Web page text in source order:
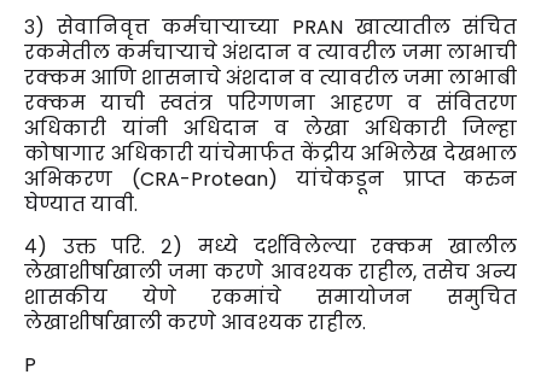
३) सेवानिवृत्त कर्मचाऱ्याच्या PRAN खात्यातील संचित
रकमेतील कर्मचाऱ्याचे अंशदान व त्यावरील जमा लाभाची
रक्कम आणि शासनाचे अंशदान व त्यावरील जमा लाभाबी
रक्कम याची स्वतंत्र परिगणना आहरण व संवितरण
अधिकारी यांनी अधिदान व लेखा अधिकारी जिल्हा
कोषागार अधिकारी यांचेमार्फत केंद्रीय अभिलेख देखभाल
अभिकरण (CRA-Protean) यांचेकडून प्राप्त करुन
घेण्यात यावी.
४) उक्त परि. २) मध्ये दर्शविलेल्या रक्कम खालील
लेखाशीर्षाखाली जमा करणे आवश्यक राहील, तसेच अन्य
शासकीय येणे रकमांचे समायोजन समुचित
लेखाशीर्षाखाली करणे आवश्यक राहील.
P